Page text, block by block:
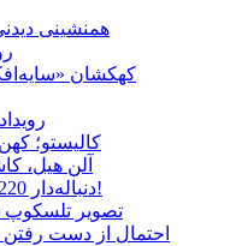
همنشینی
کهکشان
رویدادهای
کالیستو؛
آلن هیل،
دنباله‌دار 220 مکنات 8000 برابر درخشان شد!
تصویر تلسکوپ
احتمال از دست